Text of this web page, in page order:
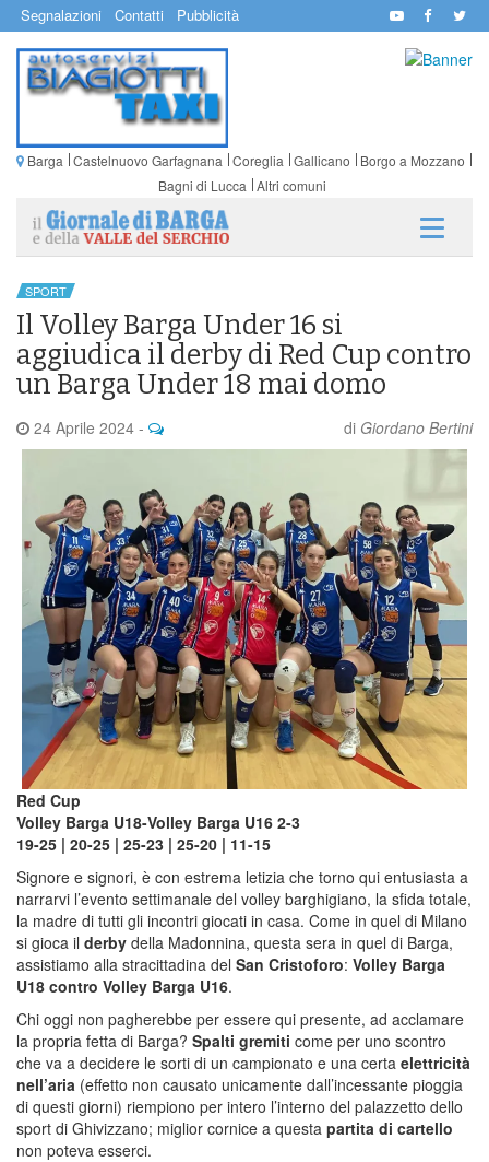
Segnalazioni Contatti Pubblicità
Barga Castelnuovo Garfagnana Coreglia Gallicano
Borgo a Mozzano
Bagni di Lucca Altri comuni
SPORT
Il Volley Barga Under 16 si
aggiudica il derby di Red Cup contro
un Barga Under 18 mai domo
24 Aprile 2024 - di Giordano Bertini
Red Cup
Volley Barga U18-Volley Barga U16 2-3
19-25 | 20-25 | 25-23 | 25-20 | 11-15
Signore e signori, è con estrema letizia che torno qui entusiasta a
narrarvi l’evento settimanale del volley barghigiano, la sfida totale,
la madre di tutti gli incontri giocati in casa. Come in quel di Milano
si gioca il derby della Madonnina, questa sera in quel di Barga,
assistiamo alla stracittadina del San Cristoforo: Volley Barga
U18 contro Volley Barga U16.
Chi oggi non pagherebbe per essere qui presente, ad acclamare
la propria fetta di Barga? Spalti gremiti come per uno scontro
che va a decidere le sorti di un campionato e una certa elettricità
nell’aria (effetto non causato unicamente dall’incessante pioggia
di questi giorni) riempiono per intero l’interno del palazzetto dello
sport di Ghivizzano; miglior cornice a questa partita di cartello
non poteva esserci.